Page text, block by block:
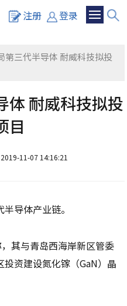
注册 登录
第三代半导体 耐威科技拟投
体 耐威科技拟投
目
2019-11-07 14:16:21
导体产业链。
其与青岛西海岸新区管委
资建设氮化镓（GaN）晶